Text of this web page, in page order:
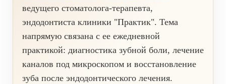
Восстановление и реставрация зубов
Отбеливание зубов
Эстетическая стоматология
ведущего стоматолога-терапевта,
эндодонтиста клиники "Практик". Тема
напрямую связана с ее ежедневной
практикой: диагностика зубной боли, лечение
каналов под микроскопом и восстановление
зуба после эндодонтического лечения.